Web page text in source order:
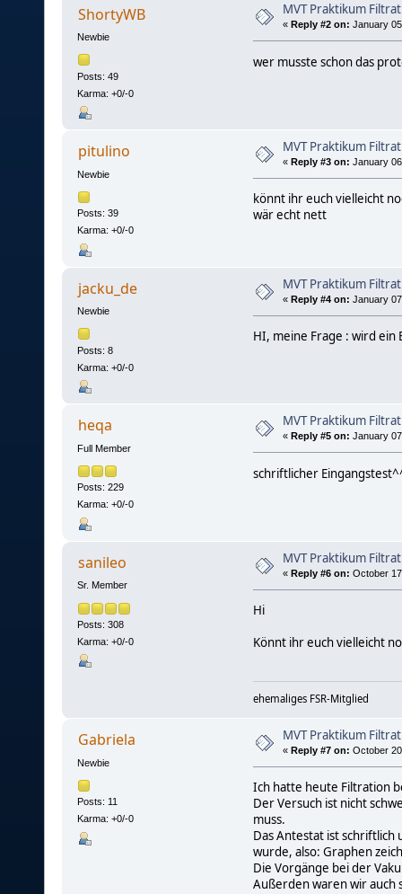
ShortyWB
Newbie
Posts: 49
Karma: +0/-0
MVT Praktikum
« Reply #2 on: January
wer musste schon das
pitulino
Newbie
Posts: 39
Karma: +0/-0
MVT Praktikum
« Reply #3 on: January
könnt ihr euch vielleicht
wär echt nett
jacku_de
Newbie
Posts: 8
Karma: +0/-0
MVT Praktikum
« Reply #4 on: January
HI, meine Frage : wird
heqa
Full Member
Posts: 229
Karma: +0/-0
MVT Praktikum
« Reply #5 on: January
schriftlicher
sanileo
Sr. Member
Posts: 308
Karma: +0/-0
MVT Praktikum
« Reply #6 on: October
Hi
Könnt ihr euch vielleicht
ehemaliges FSR-Mitglied
Gabriela
Newbie
Posts: 11
Karma: +0/-0
MVT Praktikum
« Reply #7 on: October
Ich hatte heute Filtration
Der Versuch ist nicht
muss.
Das Antestat ist schriftlich
wurde, also: Graphen
Die Vorgänge bei der
Außerden waren wir